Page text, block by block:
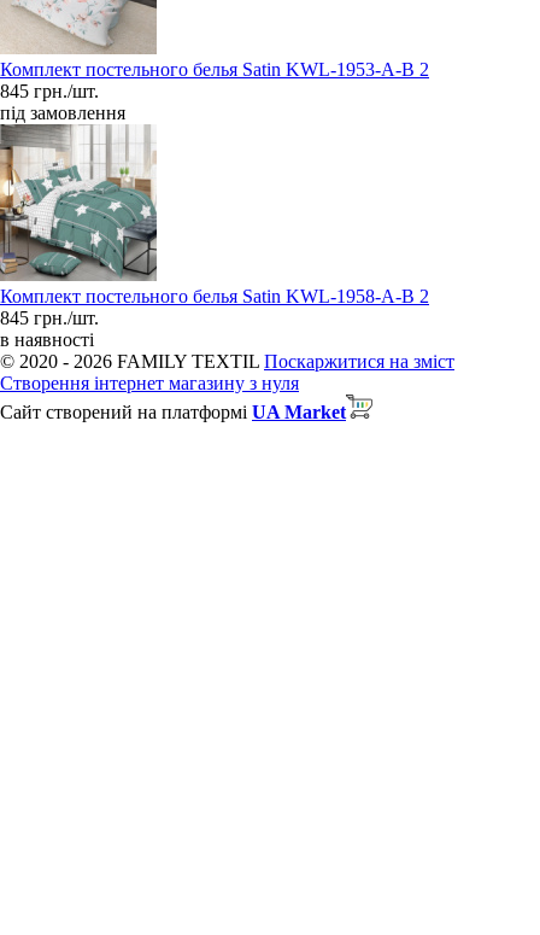
Комплект постельного белья Satin KWL-1953-A-B 2
845 грн./шт.
під замовлення
Комплект постельного белья Satin KWL-1958-A-B 2
845 грн./шт.
в наявності
© 2020 - 2026 FAMILY TEXTIL Поскаржитися на зміст
Створення інтернет магазину з нуля
Сайт створений на платформі UA Market